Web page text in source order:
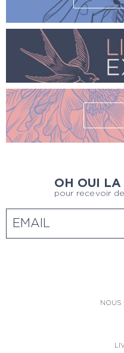
OH OUI LA
pour recevoir
NOUS